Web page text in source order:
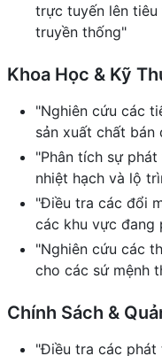
trực tuyến lên
truyền thống"
Khoa Học & Kỹ
"Nghiên cứu các
sản xuất chất bán
"Phân tích sự
nhiệt hạch và lộ
"Điều tra các đổi
các khu vực đang
"Nghiên cứu các
cho các sứ mệnh
Chính Sách &
"Điều tra các phát